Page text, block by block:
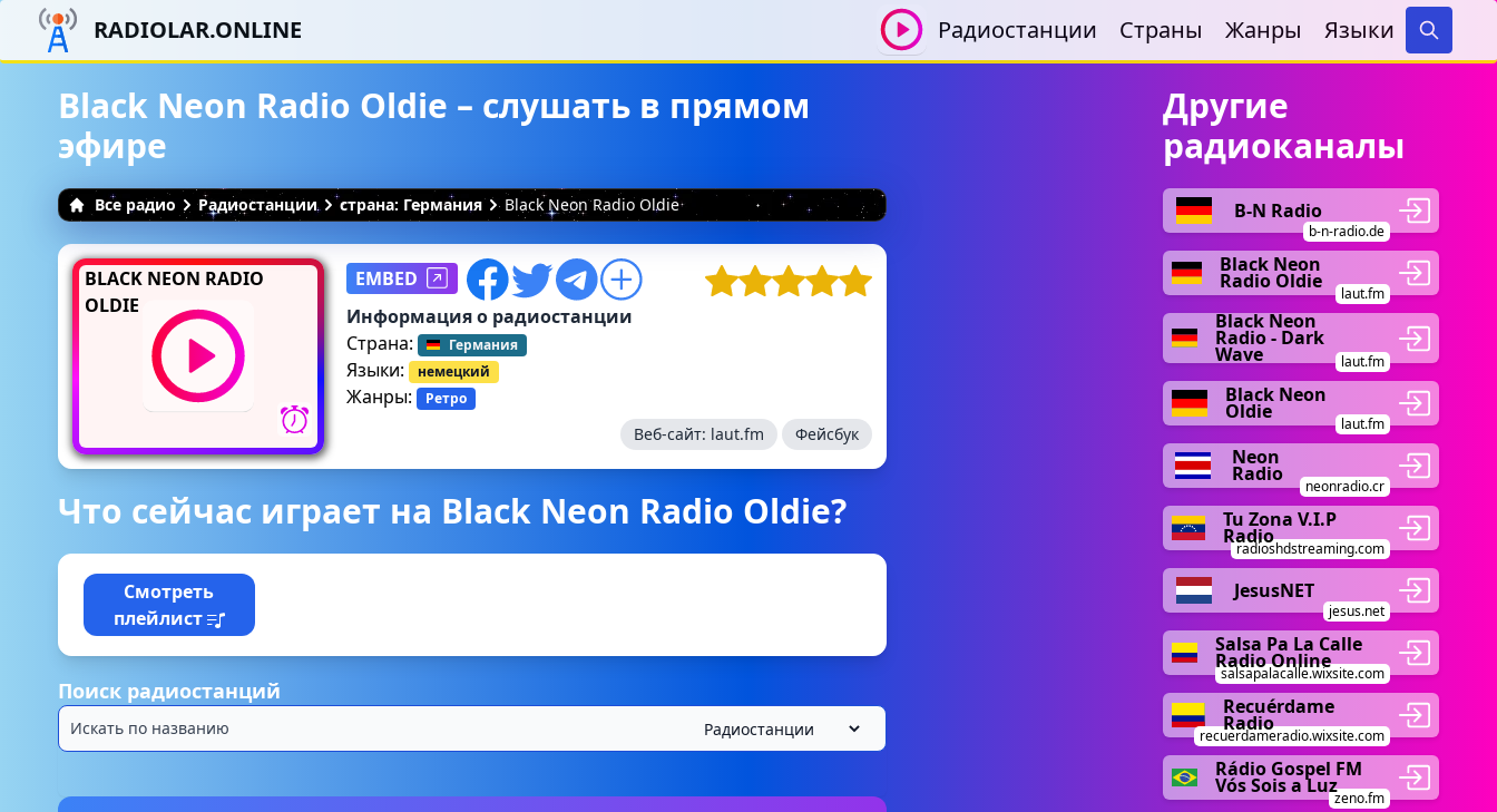
RADIOLAR.ONLINE Радиостанции Страны Жанры Языки
Search
Black Neon Radio Oldie – слушать в прямом
эфире
Все радио Радиостанции страна: Германия Black Neon Radio Oldie
BLACK NEON RADIO
OLDIE
EMBED
Информация о радиостанции
Страна:
Германия
Языки: немецкий
Жанры: Ретро
Веб-сайт: laut.fm Фейсбук
Что сейчас играет на Black Neon Radio Oldie?
Смотреть
плейлист
Поиск радиостанций
Другие
радиоканалы
B-N Radio
b-n-radio.de
Black Neon
Radio Oldie
laut.fm
Black Neon
Radio - Dark
Wave laut.fm
Black Neon
Oldie
laut.fm
Neon
Radio
neonradio.cr
Tu Zona V.I.P
Radio
radioshdstreaming.com
JesusNET
jesus.net
Salsa Pa La Calle
Radio Online
salsapalacalle.wixsite.com
Recuérdame
Radio
recuerdameradio.wixsite.com
Rádio Gospel FM
Vós Sois a Luz
zeno.fm